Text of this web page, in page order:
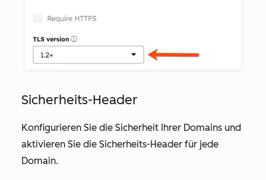
Sicherheits-Header
Konfigurieren Sie die Sicherheit Ihrer Domains und
aktivieren Sie die Sicherheits-Header für jede
Domain.